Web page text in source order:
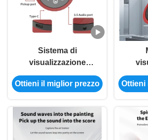
Sistema di
visualizzazione
ESP32 a tocco
capacitivo con
controllo principale
Esp32-s3 esp32
Ottieni il miglior prezzo Ottieni